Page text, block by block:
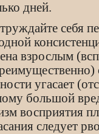
дней.
себя
взрослым
угасает
большой
восприятия
следует